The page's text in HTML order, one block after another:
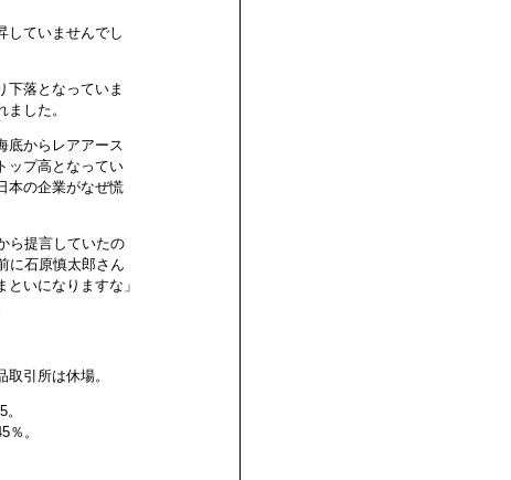
していませんでし
下落となっていま
した。
底からレアアース
ップ高となってい
本の企業がなぜ慌
ら提言していたの
に石原慎太郎さん
いになりますな」
引所は休場。
。